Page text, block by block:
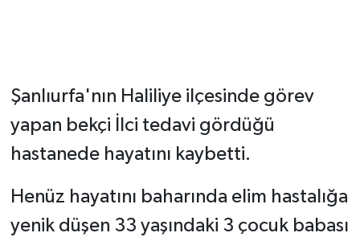
Şanlıurfa'nın Haliliye ilçesinde görev
yapan bekçi İlci tedavi gördüğü
hastanede hayatını kaybetti.
Henüz hayatını baharında elim hastalığa
yenik düşen 33 yaşındaki 3 çocuk babası